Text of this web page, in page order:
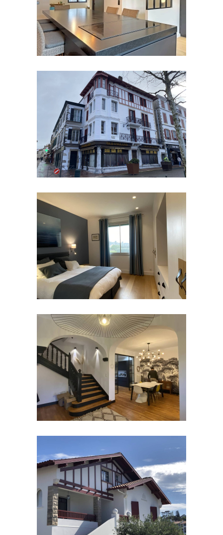
Rénovation d’un appartement
Rénovation de 3 appartements dans
un immeuble
Rénovation d’un appartement
Rénovation d’une maison de ville a St
Jean De Luz